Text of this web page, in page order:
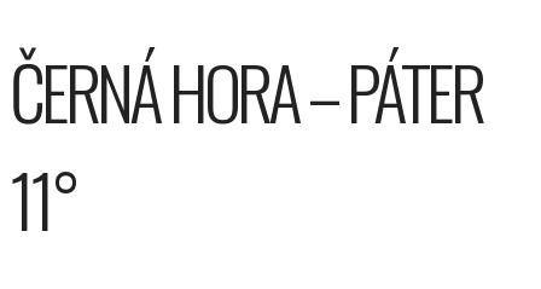
ČERNÁ HORA – PÁTER
11°